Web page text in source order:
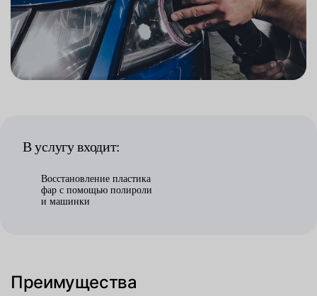
В услугу входит:
Восстановление пластика
фар с помощью полироли
и машинки
Преимущества